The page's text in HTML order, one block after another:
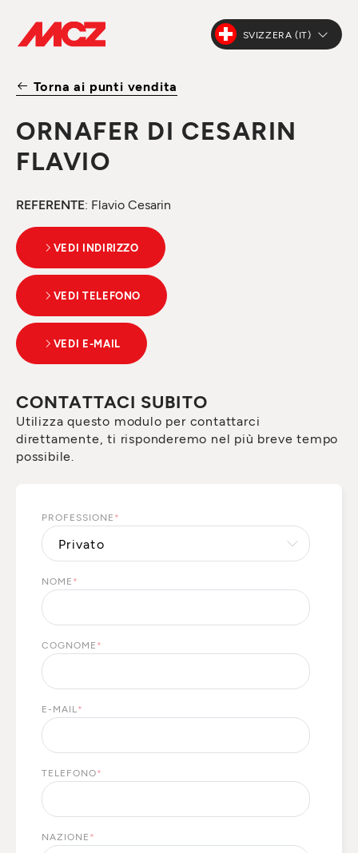
SVIZZERA (IT)
Torna ai punti vendita
ORNAFER DI CESARIN
FLAVIO
REFERENTE: Flavio Cesarin
VEDI INDIRIZZO
VEDI TELEFONO
VEDI E-MAIL
CONTATTACI SUBITO
Utilizza questo modulo per contattarci
direttamente, ti risponderemo nel più breve tempo
possibile.
PROFESSIONE *
NOME *
COGNOME *
E-MAIL *
TELEFONO*
NAZIONE *